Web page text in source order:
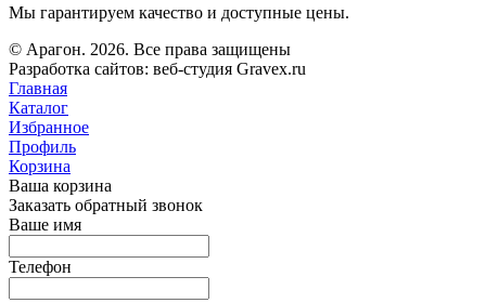
Мы гарантируем качество и доступные цены.
© Арагон. 2026. Все права защищены
Разработка сайтов: веб-студия Gravex.ru
Главная
Каталог
Избранное
Профиль
Корзина
Ваша корзина
Заказать обратный звонок
Ваше имя
Телефон